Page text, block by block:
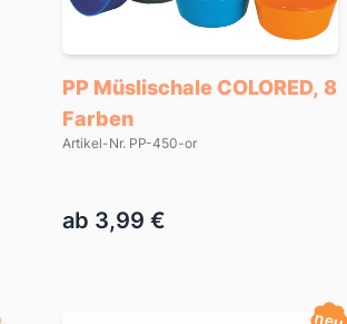
PP Müslischale COLORED, 8
Farben
Artikel-Nr. PP-450-or
ab 3,99 €